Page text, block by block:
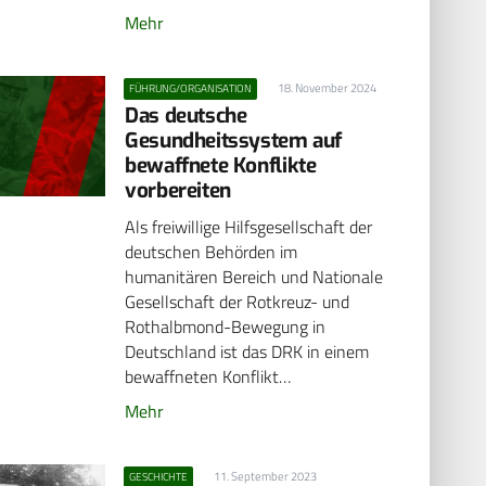
Mehr
FÜHRUNG/ORGANISATION 18. November 2024
Das deutsche
Gesundheitssystem auf
bewaffnete Konflikte
vorbereiten
Als freiwillige Hilfsgesellschaft der
deutschen Behörden im
humanitären Bereich und Nationale
Gesellschaft der Rotkreuz- und
Rothalbmond-Bewegung in
Deutschland ist das DRK in einem
bewaffneten Konflikt…
Mehr
GESCHICHTE 11. September 2023